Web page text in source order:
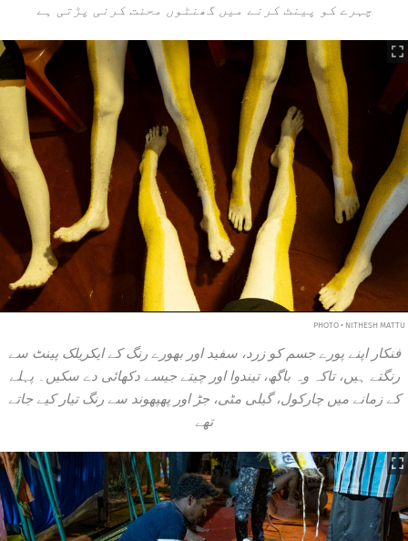
چہرے کو پینٹ کرنے میں گھنٹوں محنت کرنی پڑتی ہے
PHOTO • NITHESH MATTU
فنکار اپنے پورے جسم کو زرد، سفید اور بھورے رنگ کے ایکریلک پینٹ سے
رنگتے ہیں، تاکہ وہ باگھ، تیندوا اور چیتے جیسے دکھائی دے سکیں۔ پہلے
کے زمانے میں چارکول، گیلی مٹی، جڑ اور پھپھوند سے رنگ تیار کیے جاتے
تھے